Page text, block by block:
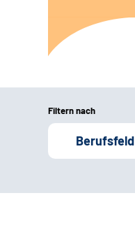
Filtern nach
Berufsfeld